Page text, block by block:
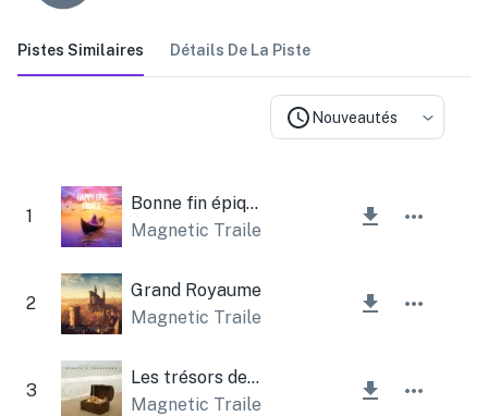
Pistes Similaires Détails De La Piste
Nouveautés
1
Bonne fin épique
Magnetic Trailer
2
Grand Royaume
Magnetic Trailer
3
Les trésors des pirates
Magnetic Trailer